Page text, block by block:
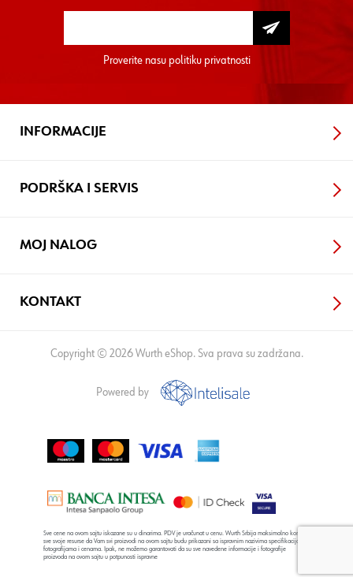
Proverite nasu politiku privatnosti
INFORMACIJE
PODRŠKA I SERVIS
MOJ NALOG
KONTAKT
Copyright © 2026 Wurth eShop. Sva prava su zadržana.
Powered by
Sve cene na ovom sajtu iskazane su u dinarima. PDV je uračunat u cenu. Wurth Srbija maksimalno koristi
sve svoje resurse da Vam svi proizvodi na ovom sajtu budu prikazani sa ispravnim nazivima specifikacija,
fotografijama i cenama. Ipak, ne možemo garantovati da su sve navedene informacije i fotografije
proizvoda na ovom sajtu u potpunosti ispravne